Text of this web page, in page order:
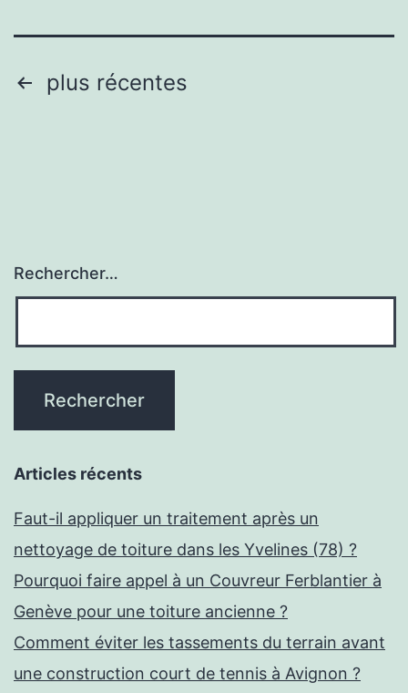
Pagination
plus récentes
Rechercher…
Articles récents
Faut-il appliquer un traitement après un
nettoyage de toiture dans les Yvelines (78) ?
Pourquoi faire appel à un Couvreur Ferblantier à
Genève pour une toiture ancienne ?
Comment éviter les tassements du terrain avant
une construction court de tennis à Avignon ?